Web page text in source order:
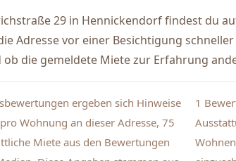
29 in Hennickendorf findest du
Adresse vor einer Besichtigung
die gemeldete Miete zur Erfahrung
ergeben sich Hinweise
Wohnung an dieser Adresse, 75
Miete aus den Bewertungen
1